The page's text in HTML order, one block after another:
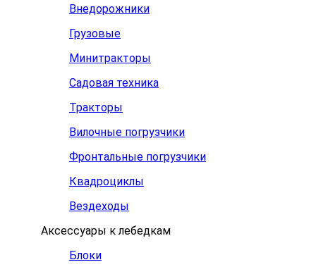
Внедорожники
Грузовые
Минитракторы
Садовая техника
Тракторы
Вилочные погрузчики
Фронтальные погрузчики
Квадроциклы
Вездеходы
Аксессуары к лебедкам
Блоки